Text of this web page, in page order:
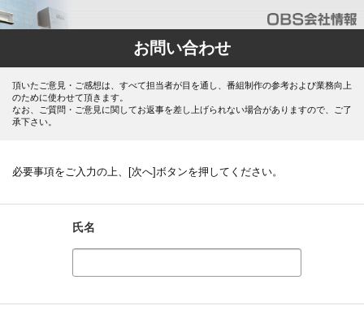
お問い合わせ
頂いたご意見・ご感想は、すべて担当者が目を通し、番組制作の参考および業務向上
のために使わせて頂きます。
なお、ご質問・ご意見に関してお返事を差し上げられない場合がありますので、ご了
承下さい。
必要事項をご入力の上、[次へ]ボタンを押してください。
氏名